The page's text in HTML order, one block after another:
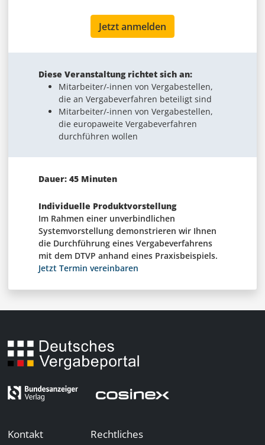
Jetzt anmelden
Diese Veranstaltung richtet sich an:
Mitarbeiter/-innen von Vergabestellen,
die an Vergabeverfahren beteiligt sind
Mitarbeiter/-innen von Vergabestellen,
die europaweite Vergabeverfahren
durchführen wollen
Dauer: 45 Minuten
Individuelle Produktvorstellung
Im Rahmen einer unverbindlichen
Systemvorstellung demonstrieren wir Ihnen
die Durchführung eines Vergabeverfahrens
mit dem DTVP anhand eines Praxisbeispiels.
Jetzt Termin vereinbaren
Kontakt Rechtliches